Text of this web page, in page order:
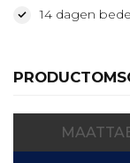
14 dagen